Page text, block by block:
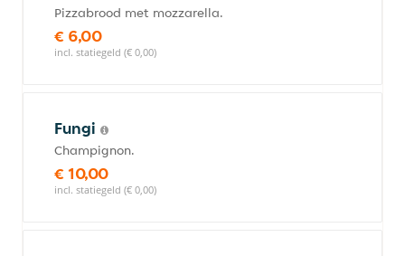
Pizzabrood met mozzarella.
€ 6,00
incl. statiegeld (€ 0,00)
Fungi
Champignon.
€ 10,00
incl. statiegeld (€ 0,00)